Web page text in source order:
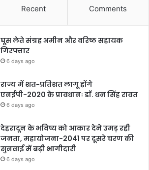
Recent Comments
घूस लेते संग्रह अमीन और वरिष्ठ सहायक
गिरफ्तार
6 days ago
राज्य में शत-प्रतिशत लागू होंगे
एनईपी-2020 के प्रावधानः डाॅ. धन सिंह रावत
6 days ago
देहरादून के भविष्य को आकार देने उमड़ रही
जनता, महायोजना-2041 पर दूसरे चरण की
सुनवाई में बढ़ी भागीदारी
6 days ago